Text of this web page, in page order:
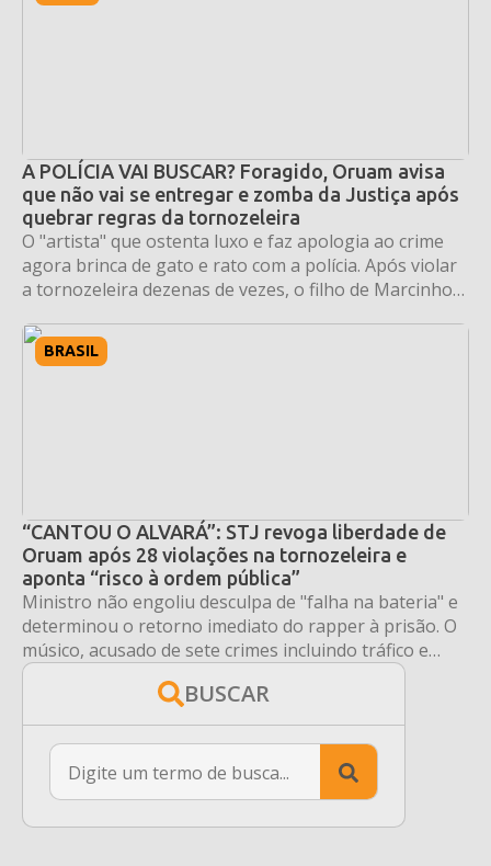
A POLÍCIA VAI BUSCAR? Foragido, Oruam avisa
que não vai se entregar e zomba da Justiça após
quebrar regras da tornozeleira
O "artista" que ostenta luxo e faz apologia ao crime
agora brinca de gato e rato com a polícia. Após violar
a tornozeleira dezenas de vezes, o filho de Marcinho
aplica a ele.
BRASIL
“CANTOU O ALVARÁ”: STJ revoga liberdade de
Oruam após 28 violações na tornozeleira e
aponta “risco à ordem pública”
Ministro não engoliu desculpa de "falha na bateria" e
determinou o retorno imediato do rapper à prisão. O
músico, acusado de sete crimes incluindo tráfico e
tentativa de homicídio contra policiais, pode ser preso
a qualquer momento.BUSCAR
Search
for: